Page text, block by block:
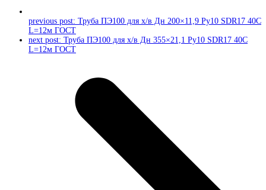
previous post: Труба ПЭ100 для х/в Дн 200×11,9 Ру10 SDR17 40C
L=12м ГОСТ
next post: Труба ПЭ100 для х/в Дн 355×21,1 Ру10 SDR17 40C
L=12м ГОСТ